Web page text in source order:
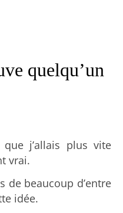
quelqu’un
que j’allais plus vite
vrai.
de beaucoup d’entre
idée.